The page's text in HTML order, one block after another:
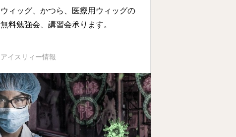
ウィッグ、かつら、医療用ウィッグの
無料勉強会、講習会承ります。
アイスリィー情報